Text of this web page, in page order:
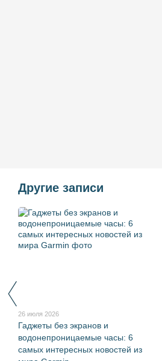
Другие записи
26 июля 2026
Гаджеты без экранов и
водонепроницаемые часы: 6
самых интересных новостей из